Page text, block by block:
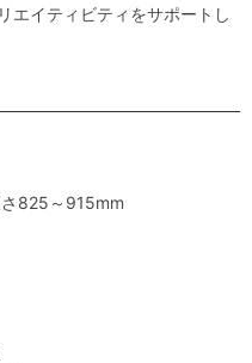
エイティビティをサポートし
825～915mm